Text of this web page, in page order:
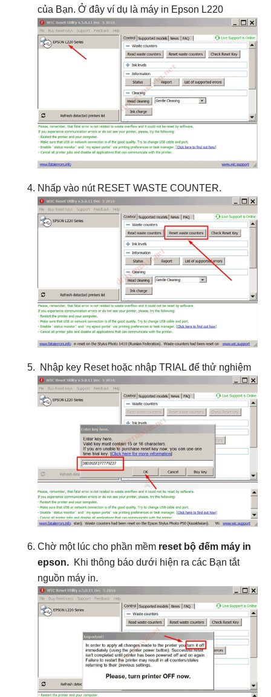
của Bạn. Ở đây ví dụ là máy in Epson L220
Nhấp vào nút RESET WASTE COUNTER.
Nhập key Reset hoặc nhập TRIAL để thử nghiệm
Chờ một lúc cho phần mềm reset bộ đếm máy in
epson. Khi thông báo dưới hiện ra các Bạn tắt
nguồn máy in.